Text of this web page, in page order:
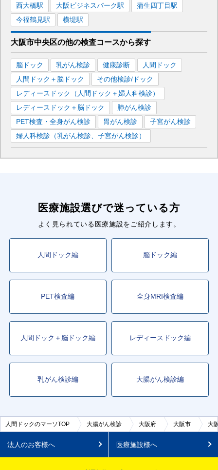
西大橋駅 大阪ビジネスパーク駅 蒲生四丁目駅
今福鶴見駅 横堤駅
大阪市中央区の他の検査コースから探す
脳ドック 乳がん検診 健康診断
人間ドック
人間ドック＋脳ドック
その他検診/ドック
レディースドック（人間ドック＋婦人科検診）
レディースドック＋脳ドック
肺がん検診
PET検査・全身がん検診
胃がん検診
子宮がん検診
婦人科検診（乳がん検診、子宮がん検診）
医療施設選びで迷っている方
よく見られている医療施設をご紹介します。
人間ドック編 脳ドック編
PET検査編 全身MRI検査編
人間ドック＋脳ドック編 レディースドック編
乳がん検診編 大腸がん検診編
人間ドックのマーソTOP 大腸がん検診 大阪府 大阪市 大
法人のお客様へ 医療施設様へ